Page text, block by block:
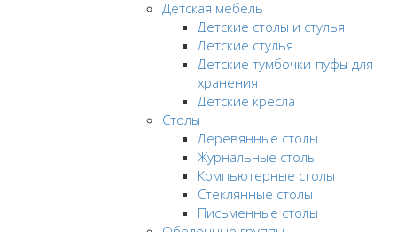
Детская мебель
Детские столы и стулья
Детские стулья
Детские тумбочки-пуфы для
хранения
Детские кресла
Столы
Деревянные столы
Журнальные столы
Компьютерные столы
Стеклянные столы
Письменные столы